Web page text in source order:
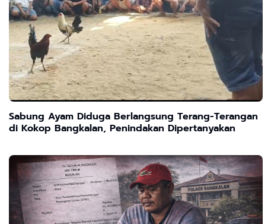
Sabung Ayam Diduga Berlangsung Terang-Terangan
di Kokop Bangkalan, Penindakan Dipertanyakan